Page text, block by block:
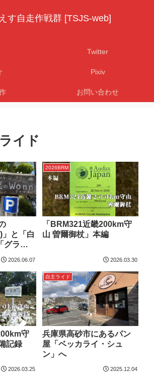
す自走作戦群 [TSJS-web]
Twitter
Pixiv
お問い合わせ
イド
と「白
グラン
2026.06.07
2026BRM
「BRM321近畿200km守
山 曽爾御杖」本編
2026.03.30
守
記録
2026.03.25
自主ライド
兵庫県高砂市にあるパン
屋「ベッカライ・シュ
ン」へ
2025.12.04